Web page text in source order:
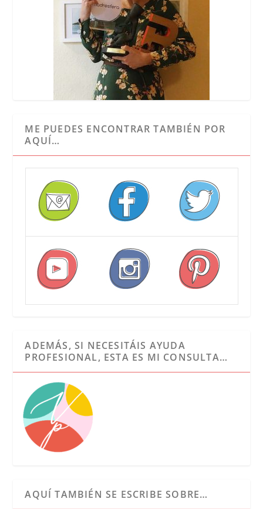
ME PUEDES ENCONTRAR TAMBIÉN POR
AQUÍ…
ADEMÁS, SI NECESITÁIS AYUDA
PROFESIONAL, ESTA ES MI CONSULTA…
AQUÍ TAMBIÉN SE ESCRIBE SOBRE…